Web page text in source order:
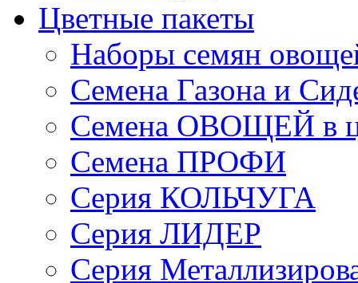
Цветные пакеты
Наборы семян
Семена Газона и
Семена ОВОЩЕЙ в
Семена ПРОФИ
Серия КОЛЬЧУГА
Серия ЛИДЕР
Серия